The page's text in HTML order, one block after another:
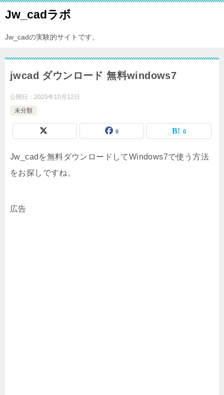
Jw_cadラボ
Jw_cadの実験的サイトです。
jwcad ダウンロード 無料windows7
公開日： 2025年10月12日
未分類
0 0
Jw_cadを無料ダウンロードしてWindows7で使う方法
をお探しですね。
広告